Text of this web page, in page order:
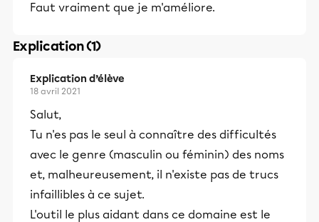
Faut vraiment que je m'améliore.
Explication (1)
Explication d’élève
18 avril 2021
Salut,
Tu n'es pas le seul à connaître des difficultés
avec le genre (masculin ou féminin) des noms
et, malheureusement, il n'existe pas de trucs
infaillibles à ce sujet.
L'outil le plus aidant dans ce domaine est le